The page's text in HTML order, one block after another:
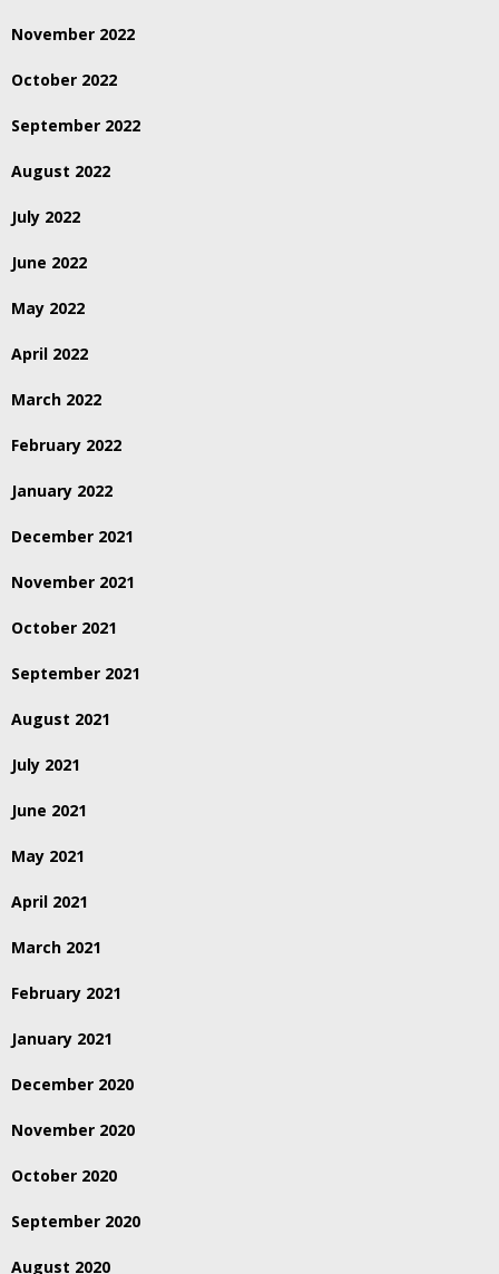
November 2022
October 2022
September 2022
August 2022
July 2022
June 2022
May 2022
April 2022
March 2022
February 2022
January 2022
December 2021
November 2021
October 2021
September 2021
August 2021
July 2021
June 2021
May 2021
April 2021
March 2021
February 2021
January 2021
December 2020
November 2020
October 2020
September 2020
August 2020